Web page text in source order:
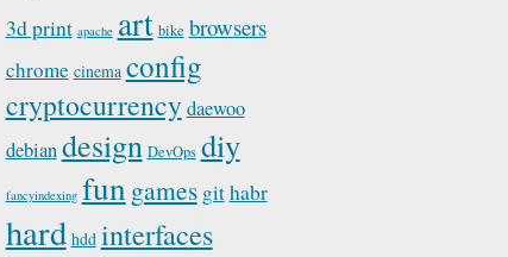
3d print apache art bike browsers
chrome cinema config
cryptocurrencydaewoo
debiandesign DevOps diy
fancyindexing fun games githabr
hard hdd interfaces